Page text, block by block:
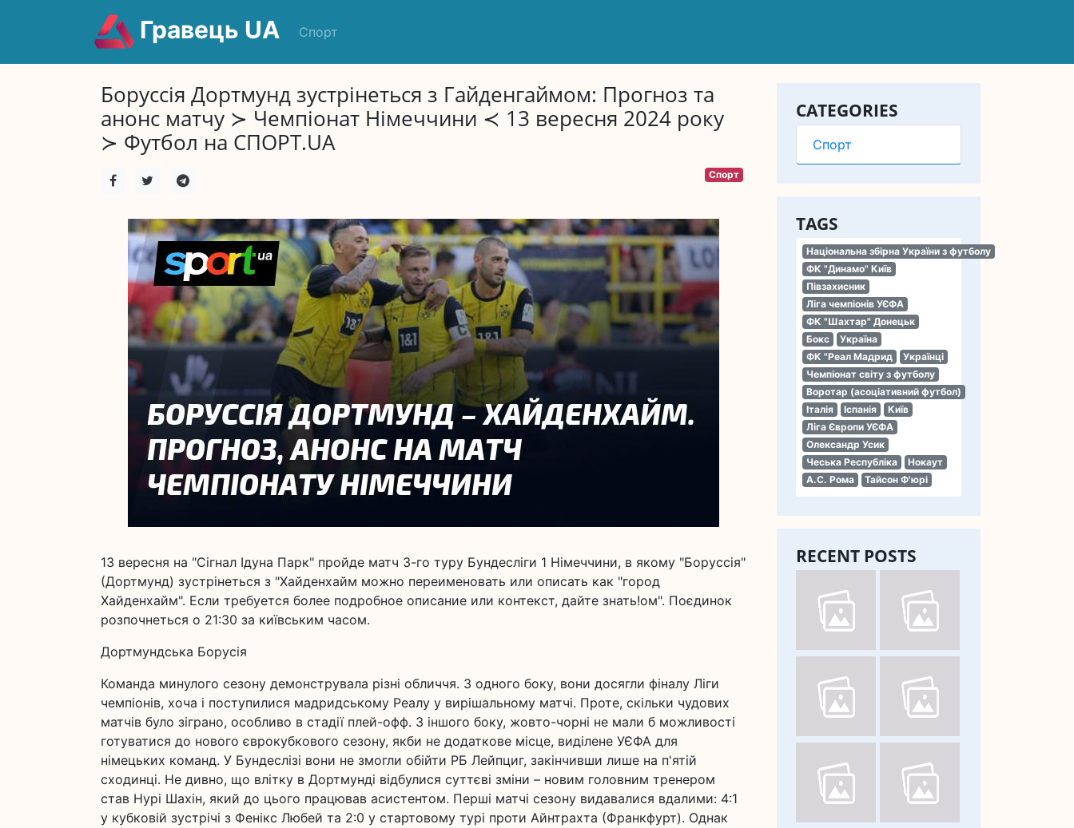
Гравець UA Спорт
CATEGORIES
Спорт
TAGS
Національна збірна України з футболу
ФК "Динамо" Київ
Півзахисник
Ліга чемпіонів УЄФА
ФК "Шахтар" Донецьк
Бокс
Україна
ФК "Реал Мадрид
Українці
Чемпіонат світу з футболу
Воротар (асоціативний футбол)
Італія
Іспанія
Київ
Ліга Європи УЄФА
Олександр Усик
Чеська Республіка
Нокаут
А.С. Рома
Тайсон Ф'юрі
RECENT POSTS
Боруссія Дортмунд зустрінеться з Гайденгаймом: Прогноз та
анонс матчу ≻ Чемпіонат Німеччини ≺ 13 вересня 2024 року
≻ Футбол на СПОРТ.UA
Спорт
13 вересня на "Сігнал Ідуна Парк" пройде матч 3-го туру Бундесліги 1 Німеччини, в якому "Боруссія"
(Дортмунд) зустрінеться з "Хайденхайм можно переименовать или описать как "город
Хайденхайм". Если требуется более подробное описание или контекст, дайте знать!ом". Поєдинок
розпочнеться о 21:30 за київським часом.
Дортмундська Борусія
Команда минулого сезону демонструвала різні обличчя. З одного боку, вони досягли фіналу Ліги
чемпіонів, хоча і поступилися мадридському Реалу у вирішальному матчі. Проте, скільки чудових
матчів було зіграно, особливо в стадії плей-офф. З іншого боку, жовто-чорні не мали б можливості
готуватися до нового єврокубкового сезону, якби не додаткове місце, виділене УЄФА для
німецьких команд. У Бундеслізі вони не змогли обійти РБ Лейпциг, закінчивши лише на п'ятій
сходинці. Не дивно, що влітку в Дортмунді відбулися суттєві зміни – новим головним тренером
став Нурі Шахін, який до цього працював асистентом. Перші матчі сезону видавалися вдалими: 4:1
у кубковій зустрічі з Фенікс Любей та 2:0 у стартовому турі проти Айнтрахта (Франкфурт). Однак